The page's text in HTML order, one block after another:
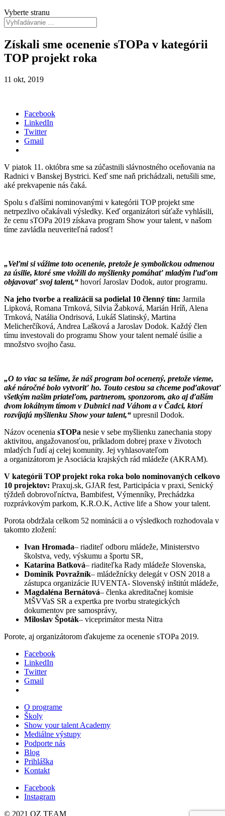
Vyberte stranu
Získali sme ocenenie sTOPa v kategórii
TOP projekt roka
11 okt, 2019
Facebook
LinkedIn
Twitter
Gmail
V piatok 11. októbra sme sa zúčastnili slávnostného oceňovania na
Radnici v Banskej Bystrici. Keď sme naň prichádzali, netušili sme,
aké prekvapenie nás čaká.
Spolu s ďalšími nominovanými v kategórii TOP projekt sme
netrpezlivo očakávali výsledky. Keď organizátori súťaže vyhlásili,
že cenu sTOPa 2019 získava program Show your talent, v našom
tíme zavládla neuveriteľná radosť!
„Veľmi si vážime toto ocenenie, pretože je symbolickou odmenou
za úsilie, ktoré sme vložili do myšlienky pomáhať mladým ľuďom
objavovať svoj talent,“ hovorí Jaroslav Dodok, autor programu.
Na jeho tvorbe a realizácii sa podielal 10 členný tím: Jarmila
Lipková, Romana Trnková, Silvia Žabková, Marián Hríň, Alena
Trnková, Natália Ondrisová, Lukáš Slatinský, Martina
Melicherčíková, Andrea Lašková a Jaroslav Dodok. Každý člen
tímu investovali do programu Show your talent nemalé úsilie a
množstvo svojho času.
„O to viac sa tešíme, že náš program bol ocenený, pretože vieme,
aké náročné bolo vytvoriť ho. Touto cestou sa chceme poďakovať
všetkým našim priateľom, partnerom, sponzorom, ako aj ďalším
dvom lokálnym tímom v Dubnici nad Váhom a v Čadci, ktorí
rozvíjajú myšlienku Show your talent,“ upresnil Dodok.
Názov ocenenia sTOPa nesie v sebe myšlienku zanechania stopy
aktivitou, angažovanosťou, príkladom dobrej praxe v životoch
mladých ľudí aj celej komunity. Jej vyhlasovateľom
a organizátorom je Asociácia krajských rád mládeže (AKRAM).
V kategórii TOP projekt roka roka bolo nominovaných celkovo
10 projektov: Praxuj.sk, GJAR fest, Participácia v praxi, Senický
týždeň dobrovoľníctva, Bambifest, Výmenníky, Prechádzka
rozprávkovým parkom, K.R.O.K, Active life a Show your talent.
Porota obdržala celkom 52 nominácii a o výsledkoch rozhodovala v
takomto zložení:
Ivan Hromada– riaditeľ odboru mládeže, Ministerstvo
školstva, vedy, výskumu a športu SR,
Katarína Batková– riaditeľka Rady mládeže Slovenska,
Dominik Povražník– mládežnícky delegát v OSN 2018 a
zástupca organizácie IUVENTA- Slovenský inštitút mládeže,
Magdaléna Bernátová– členka akreditačnej komisie
MŠVVaS SR a expertka pre tvorbu strategických
dokumentov pre samosprávy,
Miloslav Špoták– viceprimátor mesta Nitra
Porote, aj organizátorom ďakujeme za ocenenie sTOPa 2019.
Facebook
LinkedIn
Twitter
Gmail
O programe
Školy
Show your talent Academy
Mediálne výstupy
Podporte nás
Blog
Prihláška
Kontakt
Facebook
Instagram
© 2021 OZ TEAM